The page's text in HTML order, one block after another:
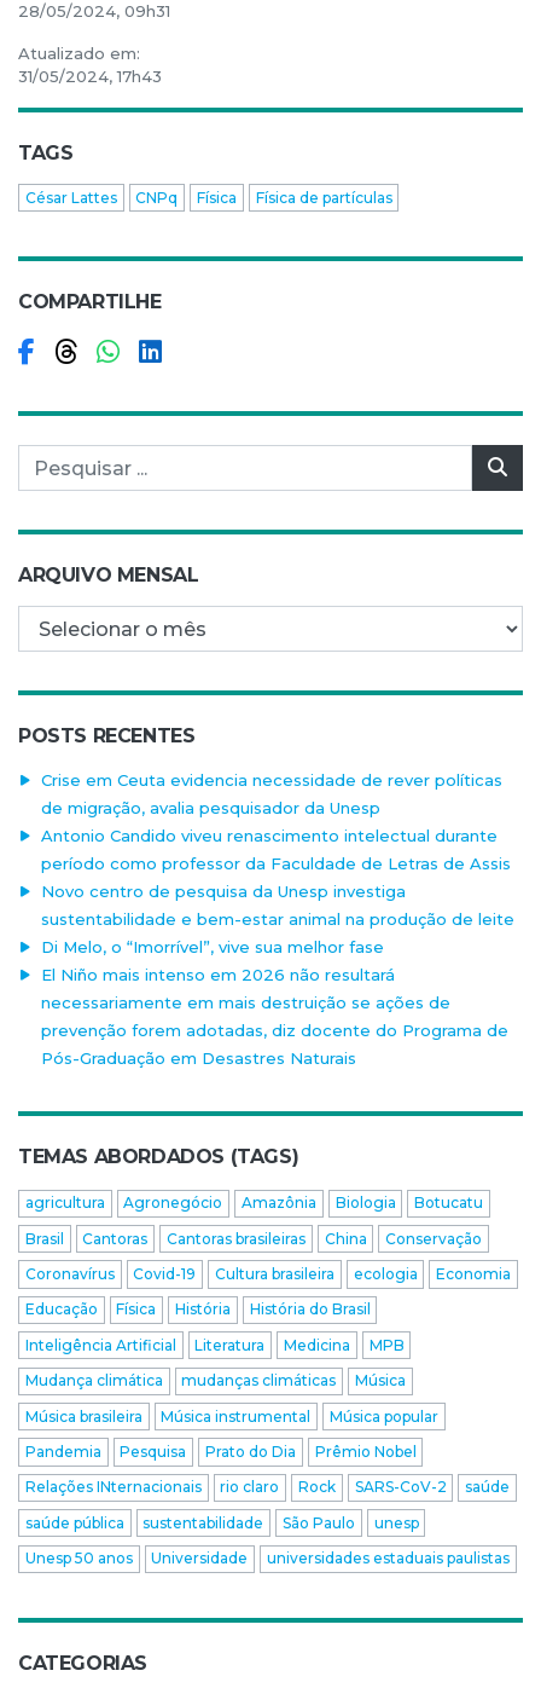
28/05/2024, 09h31
Atualizado em:
31/05/2024, 17h43
TAGS
César Lattes CNPq Física Física de partículas
COMPARTILHE
Compartilhar no Facebook
Compartilhar no Threads
Compartilhar no WhatsApp
Compartilhar no LinkedIn
Pesquisar por:
ARQUIVO MENSAL
Arquivo mensal
POSTS RECENTES
Crise em Ceuta evidencia necessidade de rever políticas
de migração, avalia pesquisador da Unesp
Antonio Candido viveu renascimento intelectual durante
período como professor da Faculdade de Letras de Assis
Novo centro de pesquisa da Unesp investiga
sustentabilidade e bem-estar animal na produção de leite
Di Melo, o “Imorrível”, vive sua melhor fase
El Niño mais intenso em 2026 não resultará
necessariamente em mais destruição se ações de
prevenção forem adotadas, diz docente do Programa de
Pós-Graduação em Desastres Naturais
TEMAS ABORDADOS (TAGS)
agricultura Agronegócio Amazônia Biologia
Botucatu
Brasil
Cantoras Cantoras brasileiras China
Conservação
Coronavírus
Covid-19 Cultura brasileira ecologia
Economia
Educação
Física História
História do Brasil
Inteligência Artificial
Literatura Medicina
MPB
Mudança climática
mudanças climáticas
Música
Música brasileira
Música instrumental
Música popular
Pandemia
Pesquisa Prato do Dia
Prêmio Nobel
Relações INternacionais
rio claro Rock SARS-CoV-2
saúde
saúde pública
sustentabilidade São Paulo
unesp
Unesp 50 anos
Universidade universidades estaduais paulistas
CATEGORIAS